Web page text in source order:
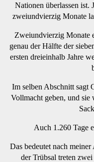
Nationen überlassen ist.
zweiundvierzig Monate
Zweiundvierzig Monate
genau der Hälfte der
ersten dreieinhalb Jahre
Im selben Abschnitt sagt
Vollmacht geben, und sie
Auch 1.260 Tage
Das bedeutet nach
der Trübsal treten